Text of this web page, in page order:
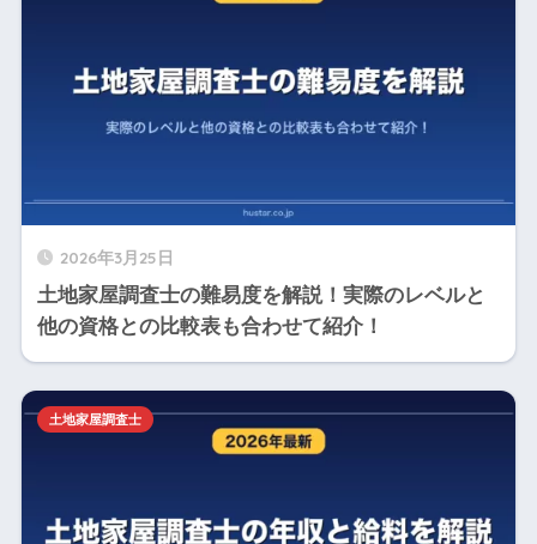
2026年3月25日
土地家屋調査士の難易度を解説！実際のレベルと
他の資格との比較表も合わせて紹介！
土地家屋調査士